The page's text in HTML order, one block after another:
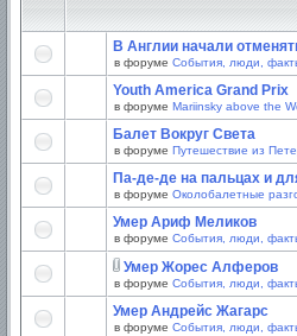
В Англии начали
в форуме События, люди,
Youth America Grand Prix
в форуме Mariinsky above the
Балет Вокруг Света
в форуме Путешествие из
Па-де-де на пальцах и
в форуме Околобалетные
Умер Ариф Меликов
в форуме События, люди,
Умер Жорес Алферов
в форуме События, люди,
Умер Андрейс Жагарс
в форуме События, люди,